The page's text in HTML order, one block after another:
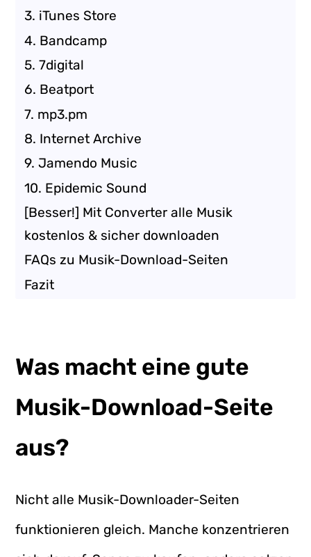
3. iTunes Store
4. Bandcamp
5. 7digital
6. Beatport
7. mp3.pm
8. Internet Archive
9. Jamendo Music
10. Epidemic Sound
[Besser!] Mit Converter alle Musik
kostenlos & sicher downloaden
FAQs zu Musik-Download-Seiten
Fazit
Was macht eine gute
Musik-Download-Seite
aus?
Nicht alle Musik-Downloader-Seiten
funktionieren gleich. Manche konzentrieren